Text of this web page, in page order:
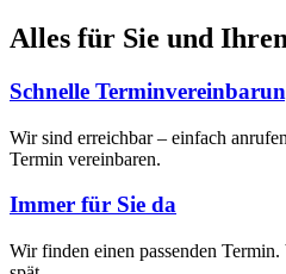
Alles für Sie und
Schnelle
Wir sind erreichbar – einfach
Termin vereinbaren.
Immer für Sie da
Wir finden einen passenden